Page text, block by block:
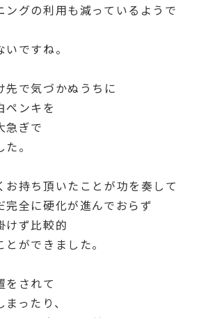
ングの利用も減っているようで
ですね。
先で気づかぬうちに
ペンキを
急ぎで
。
お持ち頂いたことが功を奏して
完全に硬化が進んでおらず
けず比較的
ができました。
をされて
ったり、